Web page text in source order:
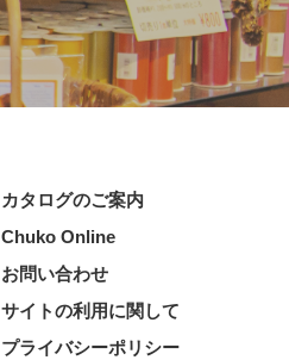
カタログのご案内
Chuko Online
お問い合わせ
サイトの利用に関して
プライバシーポリシー